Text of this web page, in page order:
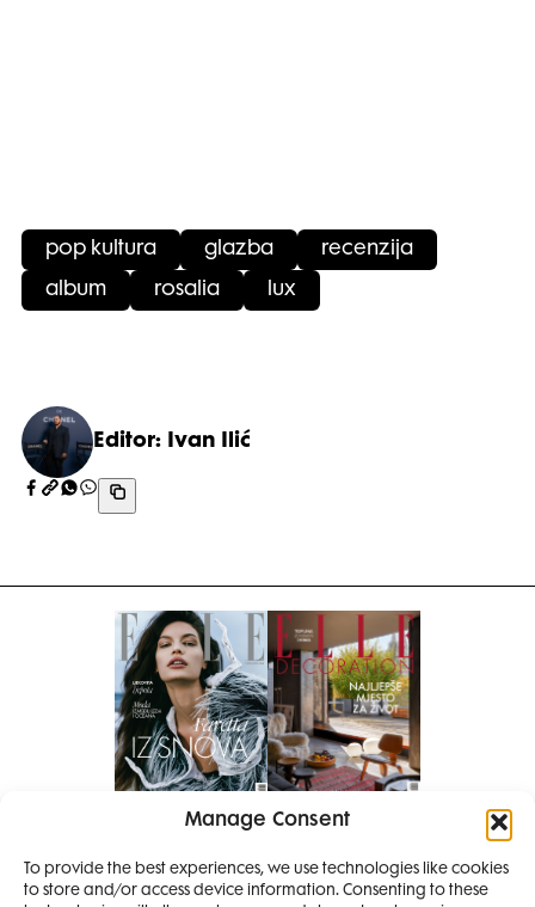
Manage Consent
To provide the best experiences, we use technologies like cookies
to store and/or access device information. Consenting to these
pop kultura glazba recenzija
album rosalia lux
Editor: Ivan Ilić
Pretplati se na časopis
PRETPLATITE SE